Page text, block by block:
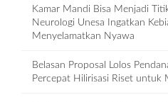
Kamar Mandi Bisa Menjadi
Neurologi Unesa Ingatkan
Menyelamatkan Nyawa
Belasan Proposal Lolos
Percepat Hilirisasi Riset untuk